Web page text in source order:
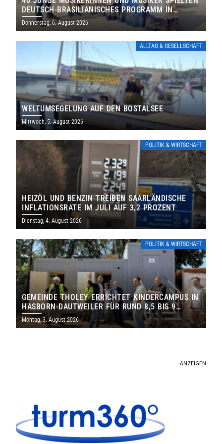
DEUTSCH-BRASILIANISCHES PROGRAMM IN
THOLEY
Donnerstag, 6. August 2026
ALLTAG & GESELLSCHAFT
WELTUMSEGELUNG AUF DEN BOSTALSEE
Mittwoch, 5. August 2026
POLITIK & WIRTSCHAFT
HEIZÖL UND BENZIN TREIBEN SAARLÄNDISCHE
INFLATIONSRATE IM JULI AUF 3,2 PROZENT
Dienstag, 4. August 2026
POLITIK & WIRTSCHAFT
GEMEINDE THOLEY ERRICHTET KINDERCAMPUS IN
HASBORN-DAUTWEILER FÜR RUND 8,5 BIS 9
MILLIONEN EURO
Montag, 3. August 2026
ANZEIGEN